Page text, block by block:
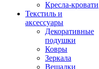
Кресла-кровати
Текстиль и
аксессуары
Декоративные
подушки
Ковры
Зеркала
Вешалки